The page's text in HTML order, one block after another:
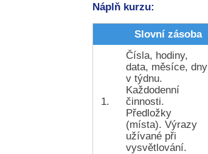
Náplň kurzu:
Slovní zásoba
1.
Čísla, hodiny,
data, měsíce, dny
v týdnu.
Každodenní
činnosti.
Předložky
(místa). Výrazy
užívané při
vysvětlování.